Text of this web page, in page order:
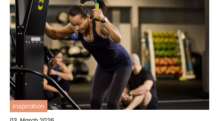
inspiration